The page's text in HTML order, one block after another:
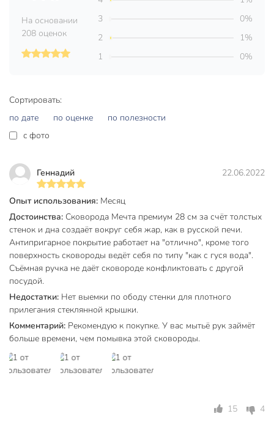
Закажите литую сковороду Мечта Premium grey 28 см —
получите современное решение для домашних и дачных
блюд, с официальной гарантией и быстрой доставкой.
Частые вопросы:
использование и не требует большого количества масла.
Можно ли мыть в посудомоечной машине?
Да, сковорода подходит для мытья в посудомоечной
машине — это экономит время и сохраняет внешний вид
покрытия.
Какой диаметр дна и высота борта?
Диаметр дна — 24 см, высота борта — 70 мм. Это удобно
для жарки и тушения объемных блюд.
Техническая информация
Вес, кг
1.62 кг
Диаметр, см
Толщина дна, мм
Сортировать:
по дате
по оценке
по полезности
c фото
Геннадий 22.06.2022
Опыт использования: Месяц
Достоинства: Сковорода Мечта премиум 28 см за счёт толстых
стенок и дна создаёт вокруг себя жар, как в русской печи.
Антипригарное покрытие работает на "отлично", кроме того
поверхность сковороды ведёт себя по типу "как с гуся вода".
Съёмная ручка не даёт сковороде конфликтовать с другой
посудой.
Недостатки: Нет выемки по ободу стенки для плотного
прилегания стеклянной крышки.
Комментарий: Рекомендую к покупке. У вас мытьё рук займёт
больше времени, чем помывка этой сковороды.
15 4
На основании
208 оценок
3
0%
2
1%
1
0%